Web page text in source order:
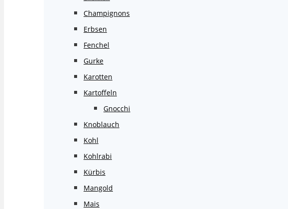
Champignons
Erbsen
Fenchel
Gurke
Karotten
Kartoffeln
Gnocchi
Knoblauch
Kohl
Kohlrabi
Kürbis
Mangold
Mais